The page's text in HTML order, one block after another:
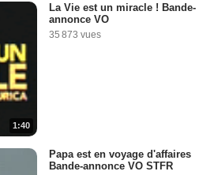
1:40
La Vie est un miracle ! Bande-
annonce VO
35 873 vues
Papa est en voyage d'affaires
Bande-annonce VO STFR